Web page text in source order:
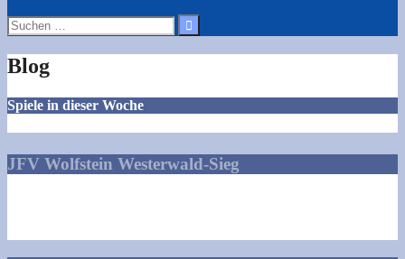
Suchen
nach:
Blog
Spiele in dieser Woche
JFV Wolfstein Westerwald-Sieg